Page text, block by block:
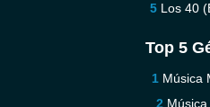
Los 40
Top 5
Música